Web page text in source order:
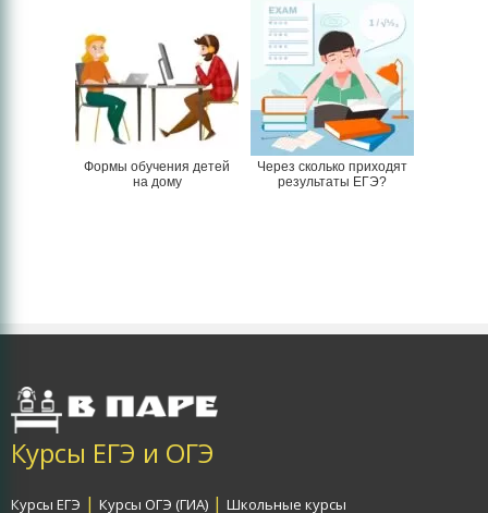
Формы обучения детей
на дому
Через сколько приходят
результаты ЕГЭ?
Курсы ЕГЭ и ОГЭ
Курсы ЕГЭ | Курсы ОГЭ (ГИА) | Школьные курсы